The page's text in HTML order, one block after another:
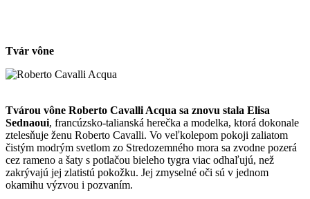
Tvár vône
Tvárou vône Roberto Cavalli Acqua sa znovu stala Elisa
Sednaoui, francúzsko-talianská herečka a modelka, ktorá dokonale
ztelesňuje ženu Roberto Cavalli. Vo veľkolepom pokoji zaliatom
čistým modrým svetlom zo Stredozemného mora sa zvodne pozerá
cez rameno a šaty s potlačou bieleho tygra viac odhaľujú, než
zakrývajú jej zlatistú pokožku. Jej zmyselné oči sú v jednom
okamihu výzvou i pozvaním.